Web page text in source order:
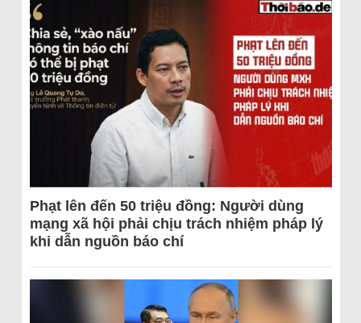
Phạt lên đến 50 triệu đồng: Người dùng
mạng xã hội phải chịu trách nhiệm pháp lý
khi dẫn nguồn báo chí